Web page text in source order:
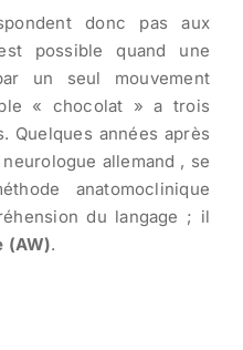
donc pas aux
possible quand une
un seul mouvement
« chocolat » a trois
Quelques années après
allemand , se
anatomoclinique
du langage ; il
(AW).